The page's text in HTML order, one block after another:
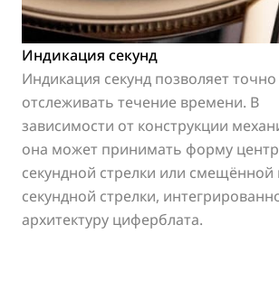
Индикация секунд
Индикация секунд позволяет точно
отслеживать течение времени. В
зависимости от конструкции
она может принимать форму
секундной стрелки или смещённой
секундной стрелки,
архитектуру циферблата.